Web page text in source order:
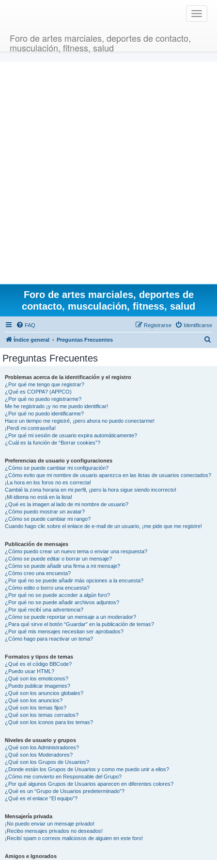
T
o
Foro de artes marciales, deportes de contacto,
musculación, fitness, salud
Foro de artes marciales, deportes de
contacto, musculación, fitness, salud
FAQ Identificarse
Registrarse
Índice general Preguntas Frecuentes
Preguntas Frecuentes
Problemas acerca de la identificación y el registro
¿Por qué me tengo que registrar?
¿Qué es COPPA? (APPCO)
¿Por qué no puedo registrarme?
Me he registrado ¡y no me puedo identificar!
¿Por qué no puedo identificarme?
Hace un tiempo me registré, ¡pero ahora no puedo conectarme!
¡Perdí mi contraseña!
¿Por qué mi sesión de usuario expira automáticamente?
¿Cuál es la función de “Borrar cookies”?
Preferencias de usuario y configuraciones
¿Cómo se puede cambiar mi configuración?
¿Cómo evito que mi nombre de usuario aparezca en las listas de usuarios conectados?
¡La hora en los foros no es correcta!
Cambié la zona horaria en mi perfil, ¡pero la hora sigue siendo incorrecto!
¡Mi idioma no está en la lista!
¿Qué es la imagen al lado de mi nombre de usuario?
¿Cómo puedo mostrar un avatar?
¿Cómo se puede cambiar mi rango?
Cuando hago clic sobre el enlace de e-mail de un usuario, ¡me pide que me registre!
Publicación de mensajes
¿Cómo puedo crear un nuevo tema o enviar una respuesta?
¿Cómo se puede editar o borrar un mensaje?
¿Cómo se puede añadir una firma a mi mensaje?
¿Cómo creo una encuesta?
¿Por qué no se puede añadir más opciones a la encuesta?
¿Cómo edito o borro una encuesta?
¿Por qué no se puede acceder a algún foro?
¿Por qué no se puede añadir archivos adjuntos?
¿Por qué recibí una advertencia?
¿Cómo se puede reportar un mensaje a un moderador?
¿Para qué sirve el botón “Guardar” en la publicación de temas?
¿Por qué mis mensajes necesitan ser aprobados?
¿Cómo hago para reactivar un tema?
Formatos y tipos de temas
¿Qué es el código BBCode?
¿Puedo usar HTML?
¿Qué son los emoticonos?
¿Puedo publicar imagenes?
¿Qué son los anuncios globales?
¿Qué son los anuncios?
¿Qué son los temas fijos?
¿Qué son los temas cerrados?
¿Qué son los iconos para los temas?
Niveles de usuario y grupos
¿Qué son los Administradores?
¿Qué son los Moderadores?
¿Qué son los Grupos de Usuarios?
¿Donde están los Grupos de Usuarios y como me puedo unir a ellos?
¿Cómo me convierto en Responsable del Grupo?
¿Por qué algunos Grupos de Usuarios aparecen en diferentes colores?
¿Qué es un “Grupo de Usuarios predeterminado”?
¿Qué es el enlace “El equipo”?
Mensajería privada
¡No puedo enviar un mensaje privado!
¡Recibo mensajes privados no deseados!
¡Recibí spam o correos maliciosos de alguien en este foro!
Amigos e Ignorados